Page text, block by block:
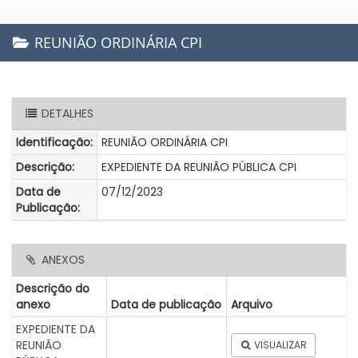
REUNIÃO ORDINÁRIA CPI
DETALHES
Identificação: REUNIÃO ORDINÁRIA CPI
Descrição:
EXPEDIENTE DA REUNIÃO PÚBLICA CPI
Data de
Publicação:
07/12/2023
ANEXOS
Descrição do
anexo
Data de publicação Arquivo
EXPEDIENTE DA
REUNIÃO
VISUALIZAR